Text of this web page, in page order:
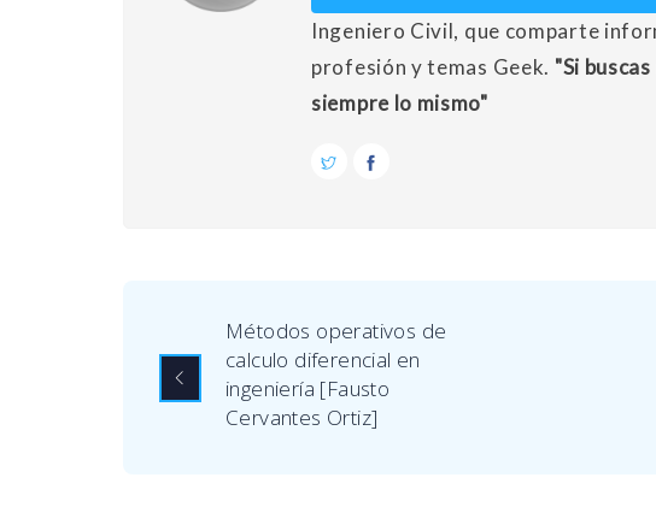
Ingeniero Civil, que comparte
profesión y temas Geek. "Si
siempre lo mismo"
Métodos operativos de
calculo diferencial en
ingeniería [Fausto
Cervantes Ortiz]